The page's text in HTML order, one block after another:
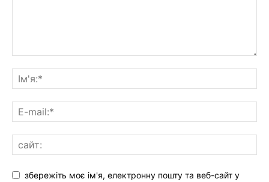
збережіть моє ім'я, електронну пошту та веб-сайт у